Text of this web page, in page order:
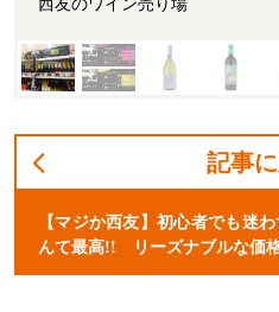
記事
【マジか西友】初心者でも迷
んて最高!! リーズナブルな価